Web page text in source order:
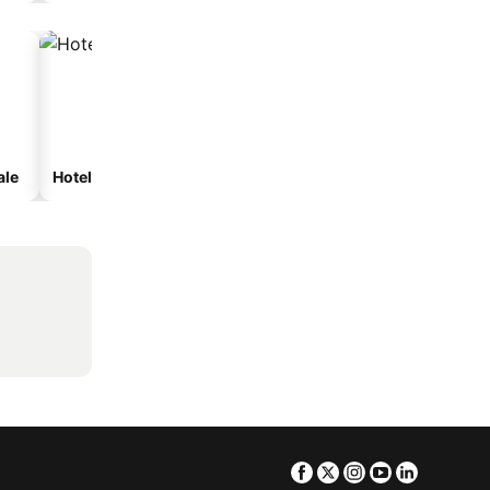
Hoteluri cu spa
Facebook
TwitterInstagram
Youtube